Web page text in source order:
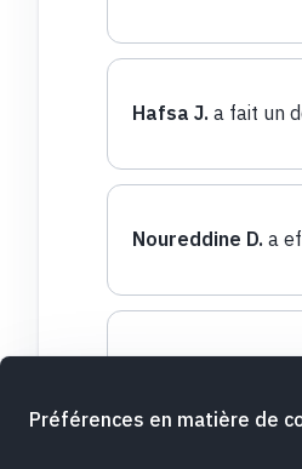
Hafsa J. a fait un
Noureddine D. a
ILHAME E.a fait un
Préférences en matière de